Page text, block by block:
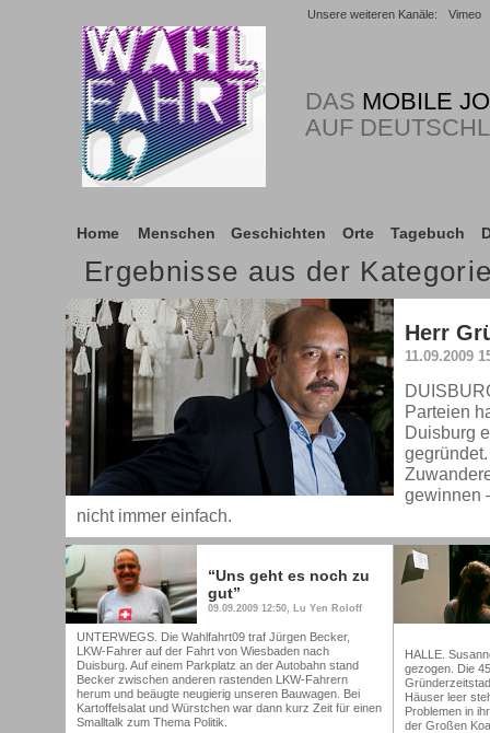
Unsere weiteren Kanäle: Vimeo
DAS MOBILE
AUF
Home Menschen Geschichten Orte Tagebuch
Ergebnisse aus der
Herr
11.09.2009
Parteien
Duisburg
gewinnen
nicht immer einfach.
“Uns geht es noch zu
gut”
09.09.2009 12:50, Lu Yen Roloff
UNTERWEGS. Die Wahlfahrt09 traf Jürgen Becker,
LKW-Fahrer auf der Fahrt von Wiesbaden nach
Duisburg. Auf einem Parkplatz an der Autobahn stand
Becker zwischen anderen rastenden LKW-Fahrern
herum und beäugte neugierig unseren Bauwagen. Bei
Kartoffelsalat und Würstchen war dann kurz Zeit für einen
Smalltalk zum Thema Politik.
HALLE.
gezogen. Die
Häuser leer
Problemen in
der Großen